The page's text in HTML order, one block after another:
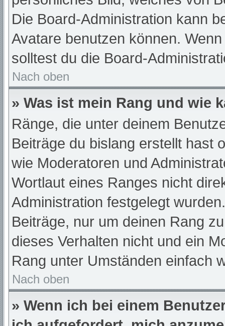
Die Board-Administration kann
Avatare benutzen können.
solltest du die Board-
Nach oben
» Was ist mein Rang und wie
Ränge, die unter deinem
Beiträge du bislang erstellt hast
wie Moderatoren und
Wortlaut eines Ranges nicht
Administration festgelegt
Beiträge, nur um deinen Rang
dieses Verhalten nicht und ein
Rang unter Umständen einfach
Nach oben
» Wenn ich bei einem